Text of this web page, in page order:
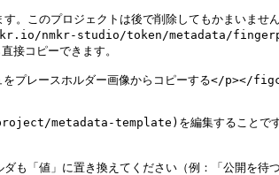
このプロジェクトは後で削除してもかまいま
nmkr-studio/token/metadata/
ピーできます。
レースホルダー画像からコピーする</
metadata-template)を編集することです
も「値」に置き換えてください（例：「公開を待つ